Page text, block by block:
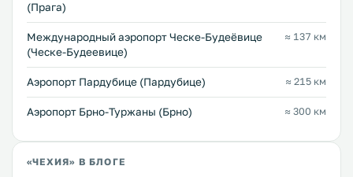
(Прага)
Международный аэропорт Ческе-Будеёвице
(Ческе-Будеевице)
≈ 137 км
Аэропорт Пардубице (Пардубице) ≈ 215 км
Аэропорт Брно-Туржаны (Брно) ≈ 300 км
«ЧЕХИЯ» В БЛОГЕ